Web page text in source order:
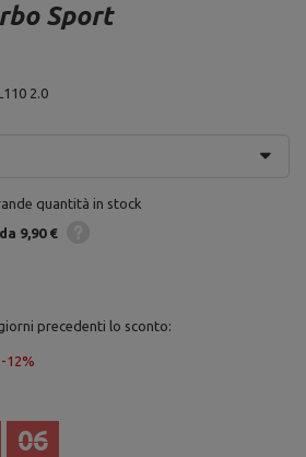
Sport
2.0
quantità in stock
da 9,90 €
precedenti lo sconto:
-12%
04